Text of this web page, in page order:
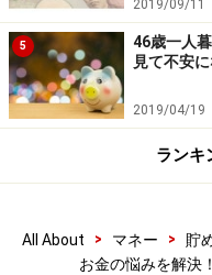
2019/09/11
5
46歳一人
見て不安
2019/04/19
ランキ
All About > マネー > 貯
お金の悩みを解決